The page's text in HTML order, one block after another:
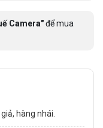
Camera"để mua
hàng nhái.